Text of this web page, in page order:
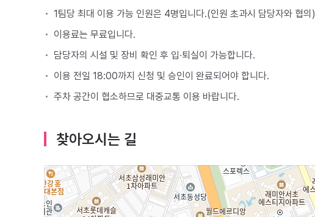
1팀당 최대 이용 가능 인원은 4명입니다.(인원 초과시 담당자와 협의)
이용료는 무료입니다.
담당자의 시설 및 장비 확인 후 입∙퇴실이 가능합니다.
이용 전일 18:00까지 신청 및 승인이 완료되어야 합니다.
주차 공간이 협소하므로 대중교통 이용 바랍니다.
찾아오시는 길